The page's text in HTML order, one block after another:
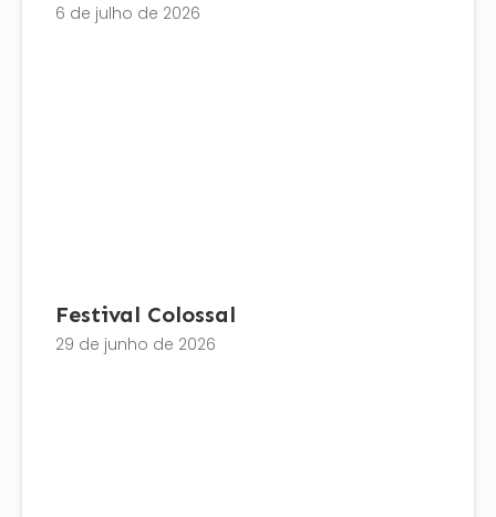
6 de julho de 2026
Festival Colossal
29 de junho de 2026